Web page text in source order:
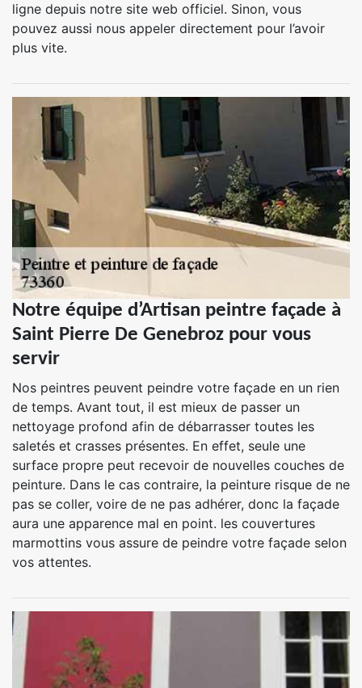
ligne depuis notre site web officiel. Sinon, vous
pouvez aussi nous appeler directement pour l’avoir
plus vite.
Notre équipe d’Artisan peintre façade à
Saint Pierre De Genebroz pour vous
servir
Nos peintres peuvent peindre votre façade en un rien
de temps. Avant tout, il est mieux de passer un
nettoyage profond afin de débarrasser toutes les
saletés et crasses présentes. En effet, seule une
surface propre peut recevoir de nouvelles couches de
peinture. Dans le cas contraire, la peinture risque de ne
pas se coller, voire de ne pas adhérer, donc la façade
aura une apparence mal en point. les couvertures
marmottins vous assure de peindre votre façade selon
vos attentes.